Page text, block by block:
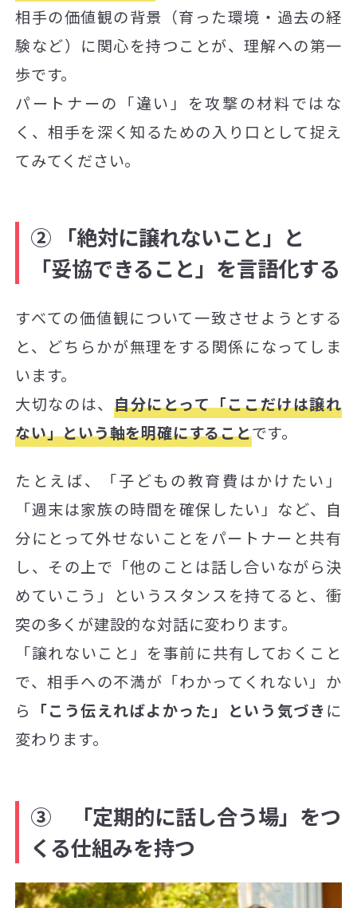
相手の価値観の背景（育った環境・過去の経
験など）に関心を持つことが、理解への第一
歩です。
パートナーの「違い」を攻撃の材料ではな
く、相手を深く知るための入り口として捉え
てみてください。
② 「絶対に譲れないこと」と
「妥協できること」を言語化する
すべての価値観について一致させようとする
と、どちらかが無理をする関係になってしま
います。
大切なのは、 自分にとって「ここだけは譲れ
ない」という軸を明確にすることです。
たとえば、「子どもの教育費はかけたい」
「週末は家族の時間を確保したい」など、自
分にとって外せないことをパートナーと共有
し、その上で「他のことは話し合いながら決
めていこう」というスタンスを持てると、衝
突の多くが建設的な対話に変わります。
「譲れないこと」を事前に共有しておくこと
で、相手への不満が「わかってくれない」か
ら
「こう伝えればよかった」という気づきに
変わります。
③ 「定期的に話し合う場」をつ
くる仕組みを持つ